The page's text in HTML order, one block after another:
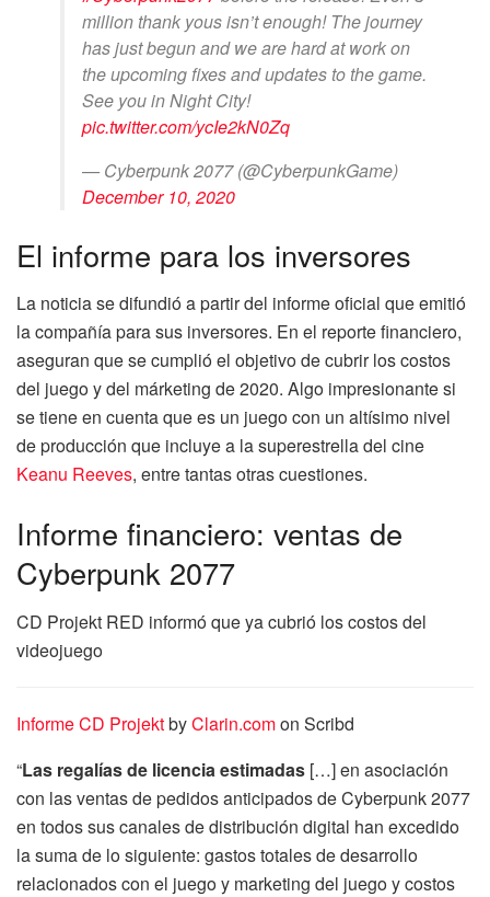
million thank yous isn’t enough! The journey
has just begun and we are hard at work on
the upcoming fixes and updates to the game.
See you in Night City!
pic.twitter.com/ycIe2kN0Zq
— Cyberpunk 2077 (@CyberpunkGame)
December 10, 2020
El informe para los inversores
La noticia se difundió a partir del informe oficial que emitió
la compañía para sus inversores. En el reporte financiero,
aseguran que se cumplió el objetivo de cubrir los costos
del juego y del márketing de 2020. Algo impresionante si
se tiene en cuenta que es un juego con un altísimo nivel
de producción que incluye a la superestrella del cine
Keanu Reeves, entre tantas otras cuestiones.
Informe financiero: ventas de
Cyberpunk 2077
CD Projekt RED informó que ya cubrió los costos del
videojuego
Informe CD ProjektbyClarin.comon Scribd
“Las regalías de licencia estimadas […] en asociación
con las ventas de pedidos anticipados de Cyberpunk 2077
en todos sus canales de distribución digital han excedido
la suma de lo siguiente: gastos totales de desarrollo
relacionados con el juego y marketing del juego y costos